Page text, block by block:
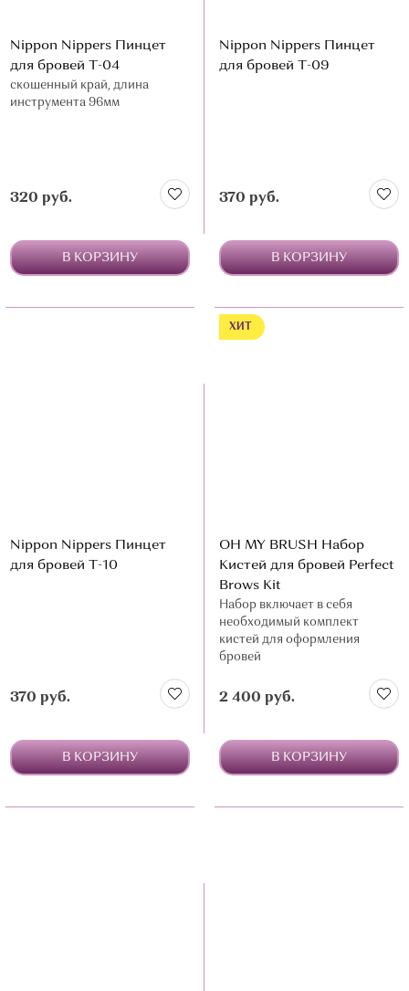
Nippon Nippers Пинцет
для бровей Т-04
скошенный край, длина
инструмента 96мм
320 руб.
В КОРЗИНУ
Nippon Nippers Пинцет
для бровей Т-09
370 руб.
В КОРЗИНУ
Nippon Nippers Пинцет
для бровей Т-10
370 руб.
В КОРЗИНУ
ХИТ
OH MY BRUSH Набор
Кистей для бровей Perfect
Brows Kit
Набор включает в себя
необходимый комплект
кистей для оформления
бровей
2 400 руб.
В КОРЗИНУ